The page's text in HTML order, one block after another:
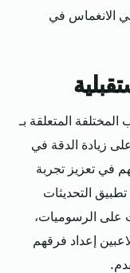
الانغماس في
المتعلقة بـ
على زيادة الدقة في
في تعزيز تجربة
التحديثات
على الرسوميات،
إعداد فرقهم